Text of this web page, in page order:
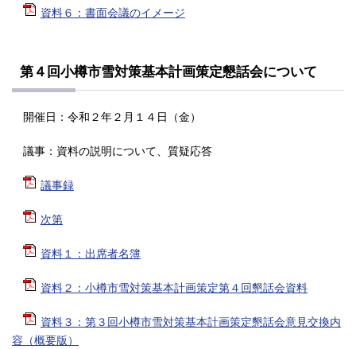
資料６：書面会議のイメージ
第４回小樽市雪対策基本計画策定懇話会について
開催日：令和２年２月１４日（金）
議事：資料の説明について、質疑応答
議事録
次第
資料１：出席者名簿
資料２：小樽市雪対策基本計画策定第４回懇話会資料
資料３：第３回小樽市雪対策基本計画策定懇話会意見交換内
容（概要版）